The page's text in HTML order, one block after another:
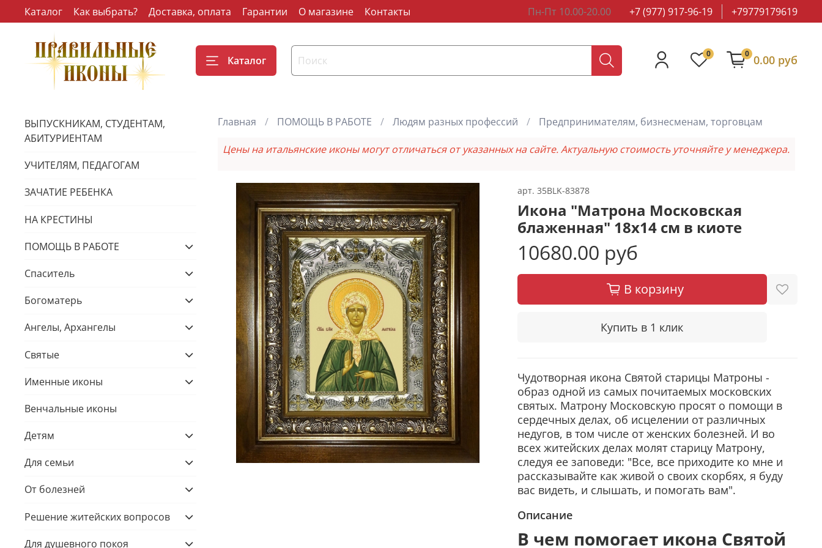
Каталог Как выбрать? Доставка, оплата Гарантии О магазине Контакты Пн-Пт 10.00-20.00 +7 (977) 917-96-19 +79779179619
Каталог
0 0 0.00 руб
Главная ПОМОЩЬ В РАБОТЕ Людям разных профессий Предпринимателям, бизнесменам, торговцам
Цены на итальянские иконы могут отличаться от указанных на сайте. Актуальную стоимость уточняйте у менеджера.
арт. 35BLK-83878
Икона "Матрона Московская
блаженная" 18х14 см в киоте
10680.00 руб
В корзину
Купить в 1 клик
Чудотворная икона Святой старицы Матроны -
образ одной из самых почитаемых московских
святых. Матрону Московскую просят о помощи в
сердечных делах, об исцелении от различных
недугов, в том числе от женских болезней. И во
всех житейских делах молят старицу Матрону,
следуя ее заповеди: "Все, все приходите ко мне и
рассказывайте как живой о своих скорбях, я буду
вас видеть, и слышать, и помогать вам".
Описание
В чем помогает икона Святой
ВЫПУСКНИКАМ, СТУДЕНТАМ,
АБИТУРИЕНТАМ
УЧИТЕЛЯМ, ПЕДАГОГАМ
ЗАЧАТИЕ РЕБЕНКА
НА КРЕСТИНЫ
ПОМОЩЬ В РАБОТЕ
Спаситель
Богоматерь
Ангелы, Архангелы
Святые
Именные иконы
Венчальные иконы
Детям
Для семьи
От болезней
Решение житейских вопросов
Для душевного покоя